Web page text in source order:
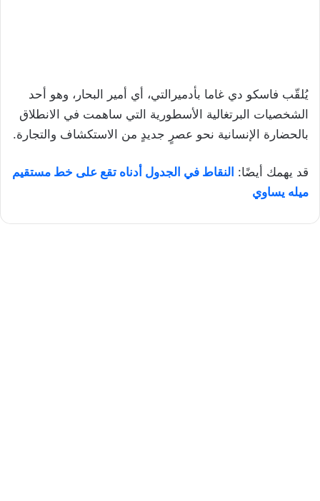
يُلقّب فاسكو دي غاما بأدميرالتي، أي أمير البحار، وهو أحد
الشخصيات البرتغالية الأسطورية التي ساهمت في الانطلاق
بالحضارة الإنسانية نحو عصرٍ جديدٍ من الاستكشاف والتجارة.
قد يهمك أيضًا: النقاط في الجدول أدناه تقع على خط مستقيم
ميله يساوي